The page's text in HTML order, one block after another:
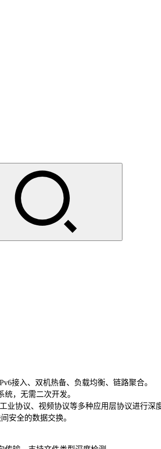
接入、双机热备、负载均衡、链路聚合。
，无需二次开发。
业协议、视频协议等多种应用层协议进行深
安全的数据交换。